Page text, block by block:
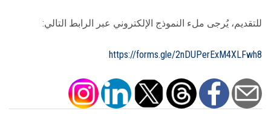
للتقديم، يُرجى ملء النموذج الإلكتروني عبر الرابط التالي:
https://forms.gle/2nDUPerExM4XLFwh8